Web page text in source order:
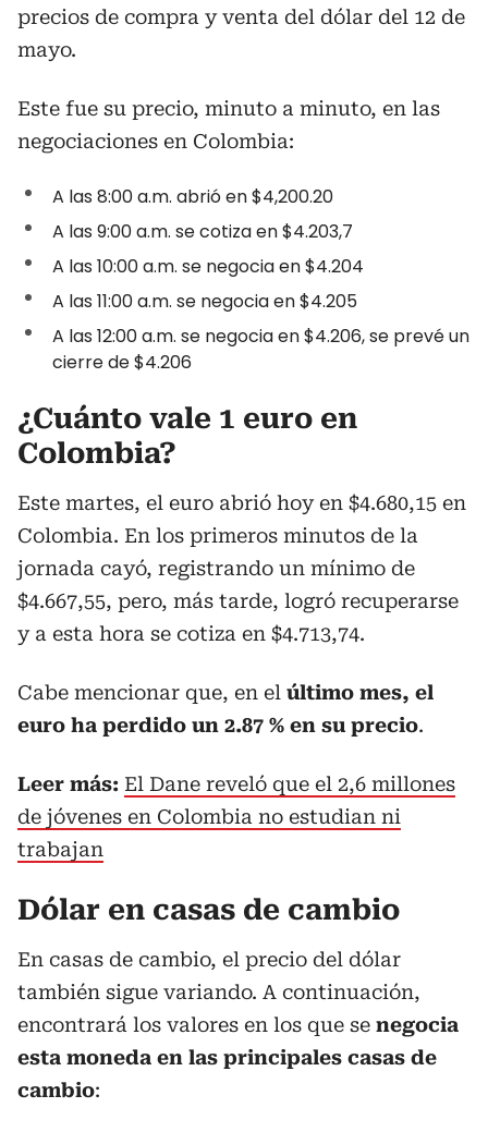
precios de compra y venta del dólar del 12 de
mayo.
Este fue su precio, minuto a minuto, en las
negociaciones en Colombia:
A las 8:00 a.m. abrió en $4,200.20
A las 9:00 a.m. se cotiza en $4.203,7
A las 10:00 a.m. se negocia en $4.204
A las 11:00 a.m. se negocia en $4.205
A las 12:00 a.m. se negocia en $4.206, se prevé un
cierre de $4.206
¿Cuánto vale 1 euro en
Colombia?
Este martes, el euro abrió hoy en $4.680,15 en
Colombia. En los primeros minutos de la
jornada cayó, registrando un mínimo de
$4.667,55, pero, más tarde, logró recuperarse
y a esta hora se cotiza en $4.713,74.
Cabe mencionar que, en el último mes, el
euro ha perdido un 2.87 % en su precio.
Leer más: El Dane reveló que el 2,6 millones
de jóvenes en Colombia no estudian ni
trabajan
Dólar en casas de cambio
En casas de cambio, el precio del dólar
también sigue variando. A continuación,
encontrará los valores en los que se negocia
esta moneda en las principales casas de
cambio: